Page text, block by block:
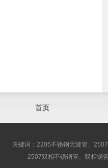
首页
关键词：2205不锈钢无缝管、
2507双相不锈钢管、双相钢